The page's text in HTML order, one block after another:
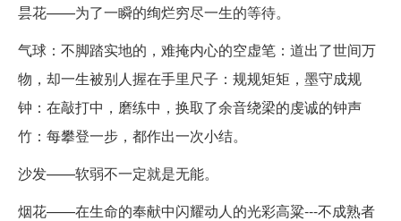
昙花——为了一瞬的绚烂穷尽一生的等待。
气球：不脚踏实地的，难掩内心的空虚笔：道出了世间万
物，却一生被别人握在手里尺子：规规矩矩，墨守成规
钟：在敲打中，磨练中，换取了余音绕梁的虔诚的钟声
竹：每攀登一步，都作出一次小结。
沙发——软弱不一定就是无能。
烟花——在生命的奉献中闪耀动人的光彩高粱---不成熟者